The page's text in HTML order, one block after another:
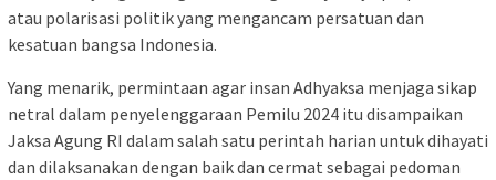
atau polarisasi politik yang mengancam persatuan dan
kesatuan bangsa Indonesia.
Yang menarik, permintaan agar insan Adhyaksa menjaga sikap
netral dalam penyelenggaraan Pemilu 2024 itu disampaikan
Jaksa Agung RI dalam salah satu perintah harian untuk dihayati
dan dilaksanakan dengan baik dan cermat sebagai pedoman